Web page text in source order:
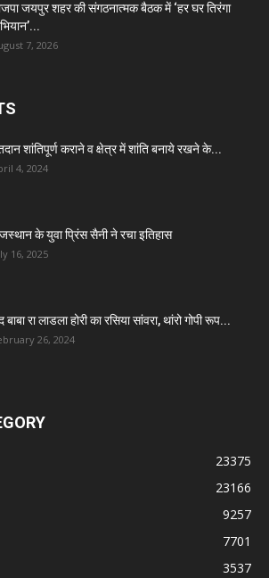
जयपुर शहर की संगठनात्मक बैठक में ‘हर घर तिरंगा
7, 2026
शांतिपूर्ण कराने व क्षेत्र में शांति बनाये रखने के...
4, 2024
के युवा प्रिंस सैनी ने रचा इतिहास
16, 2025
बाबा रा लाडला होरी का रसिया सांवरा, थांरो गोपी रूप...
26, 2024
23375
23166
9257
7701
3537